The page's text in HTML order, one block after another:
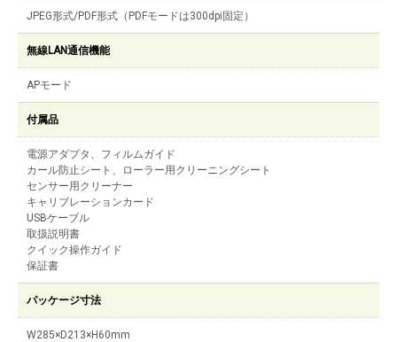
JPEG形式/PDF形式（PDFモードは300dpi固定）
無線LAN通信機能
APモード
付属品
電源アダプタ、フィルムガイド
カール防止シート、ローラー用クリーニングシート
センサー用クリーナー
キャリブレーションカード
USBケーブル
取扱説明書
クイック操作ガイド
保証書
パッケージ寸法
W285×D213×H60mm